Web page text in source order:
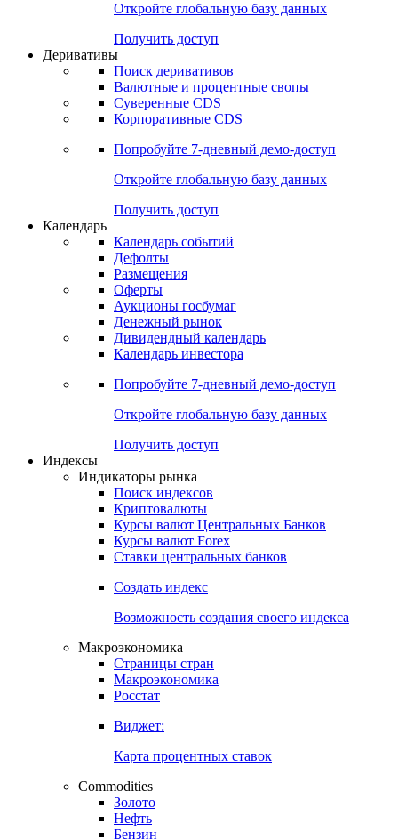
Поиск Mutual Funds
Попробуйте7-дневный
Откройте глобальную базу данных
Получить доступ
Деривативы
Валютные и процентные свопы
Корпоративные CDS
Попробуйте7-дневный
Откройте глобальную базу данных
Получить доступ
Календарь
Календарь событий
Дефолты
Размещения
Оферты
Денежный рынок
Календарь инвестора
Попробуйте7-дневный
Откройте глобальную базу данных
Получить доступ
Индикаторы рынка
Поиск индексов
Курсы валют Центральных Банков
Ставки центральных банков
Создать индекс
Возможность создания своего индекса
Страницы стран
Росстат
Виджет:
Карта процентных ставок